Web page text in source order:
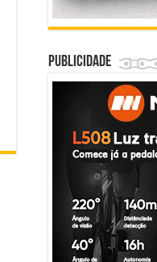
Publicidade